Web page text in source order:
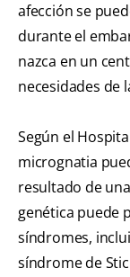
afección se
durante el
nazca en un
necesidades de
Según el
micrognatia
resultado de
genética puede
síndromes,
síndrome de